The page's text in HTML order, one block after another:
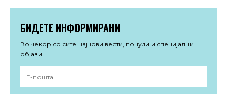
БИДЕТЕ ИНФОРМИРАНИ
Во чекор со сите најнови вести, понуди и специјални
објави.